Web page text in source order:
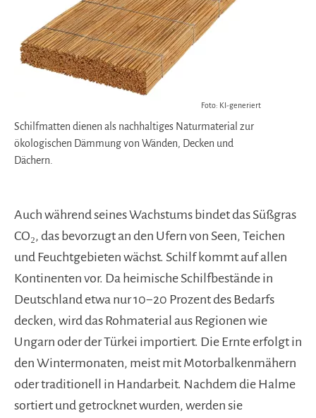
Schilfmatten dienen als nachhaltiges Naturmaterial zur
ökologischen Dämmung von Wänden, Decken und
Dächern.
Foto: KI-generiert
Auch während seines Wachstums bindet das Süßgras
CO₂, das bevorzugt an den Ufern von Seen, Teichen
und Feuchtgebieten wächst. Schilf kommt auf allen
Kontinenten vor. Da heimische Schilfbestände in
Deutschland etwa nur 10−20 Prozent des Bedarfs
decken, wird das Rohmaterial aus Regionen wie
Ungarn oder der Türkei importiert. Die Ernte erfolgt in
den Wintermonaten, meist mit Motorbalkenmähern
oder traditionell in Handarbeit. Nachdem die Halme
sortiert und getrocknet wurden, werden sie